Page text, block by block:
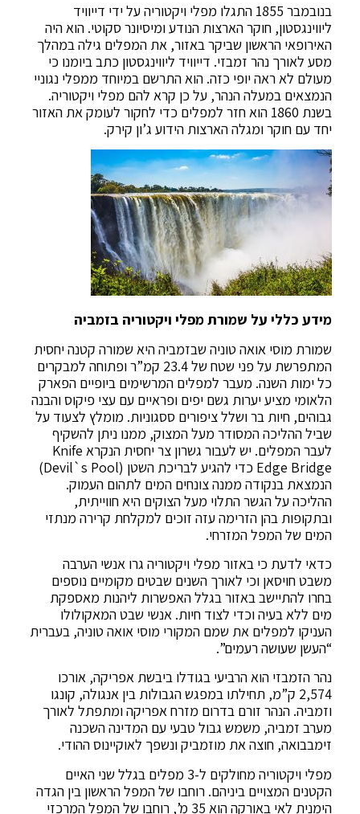
בנובמבר 1855 התגלו מפלי ויקטוריה על ידי דייוויד
ליווינגסטון, חוקר הארצות הנודע ומיסיונר סקוטי. הוא היה
האירופאי הראשון שביקר באזור, את המפלים גילה במהלך
מסע לאורך נהר זמבזי. דייוויד ליווינגסטון כתב ביומנו כי
מעולם לא ראה יופי כזה. הוא התרשם במיוחד ממפלי נגוניי
הנמצאים במעלה הנהר, על כן קרא להם מפלי ויקטוריה.
בשנת 1860 הוא חזר למפלים כדי לחקור לעומק את האזור
יחד עם חוקר ומגלה הארצות הידוע ג’ון קירק.
מידע כללי על שמורת מפלי ויקטוריה בזמביה
שמורת מוסי אואה טוניה שבזמביה היא שמורה קטנה יחסית
המתפרשת על פני שטח של 23.4 קמ”ר ופתוחה למבקרים
כל ימות השנה. מעבר למפלים המרשימים ביופיים הפארק
הלאומי מציע יערות גשם יפים ופראיים עם עצי פיקוס והבנה
גבוהים, חיות בר ושלל ציפורים ססגוניות. מומלץ לצעוד על
שביל ההליכה המסודר מעל המצוק, ממנו ניתן להשקיף
לעבר המפלים. יש לעבור גשרון צר יחסית הנקרא Knife
Edge Bridge כדי להגיע לבריכת השטן (Devil`s Pool)
הנמצאת בנקודה ממנה צונחים המים לתהום העמוק.
ההליכה על הגשר התלוי מעל הצוקים היא חווייתית,
ובתקופות בהן הזרימה עזה זוכים למקלחת קרירה מנתזי
המים של המפל המזרחי.
כדאי לדעת כי באזור מפלי ויקטוריה גרו אנשי הערבה
משבט חויסאן וכי לאורך השנים שבטים מקומיים נוספים
בחרו להתיישב באזור בגלל האפשרות ליהנות מאספקת
מים ללא בעיה וכדי לצוד חיות. אנשי שבט המאקולולו
העניקו למפלים את שמם המקורי מוסי אואה טוניה, בעברית
“העשן שעושה רעמים”.
נהר הזמבזי הוא הרביעי בגודלו ביבשת אפריקה, אורכו
2,574 ק”מ, תחילתו במפגש הגבולות בין אנגולה, קונגו
וזמביה. הנהר זורם בדרום מזרח אפריקה ומתפתל לאורך
מערב זמביה, משמש גבול טבעי עם המדינה השכנה
זימבבואה, חוצה את מוזמביק ונשפך לאוקיינוס ההודי.
מפלי ויקטוריה מחולקים ל-3 מפלים בגלל שני האיים
הקטנים המצויים ביניהם. רוחבו של המפל הראשון בין הגדה
הימנית לאי באורקה הוא 35 מ’, רוחבו של המפל המרכזי